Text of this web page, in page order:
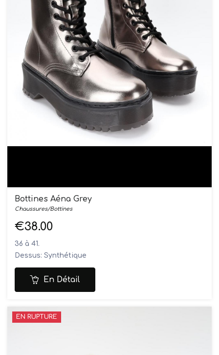
Bottines Aéna Grey
Chaussures/Bottines
€38.00
36 à 41.
Dessus: Synthétique
Doublure: Cuir/Leather
Semelles: Synthétique
En Détail
EN RUPTURE